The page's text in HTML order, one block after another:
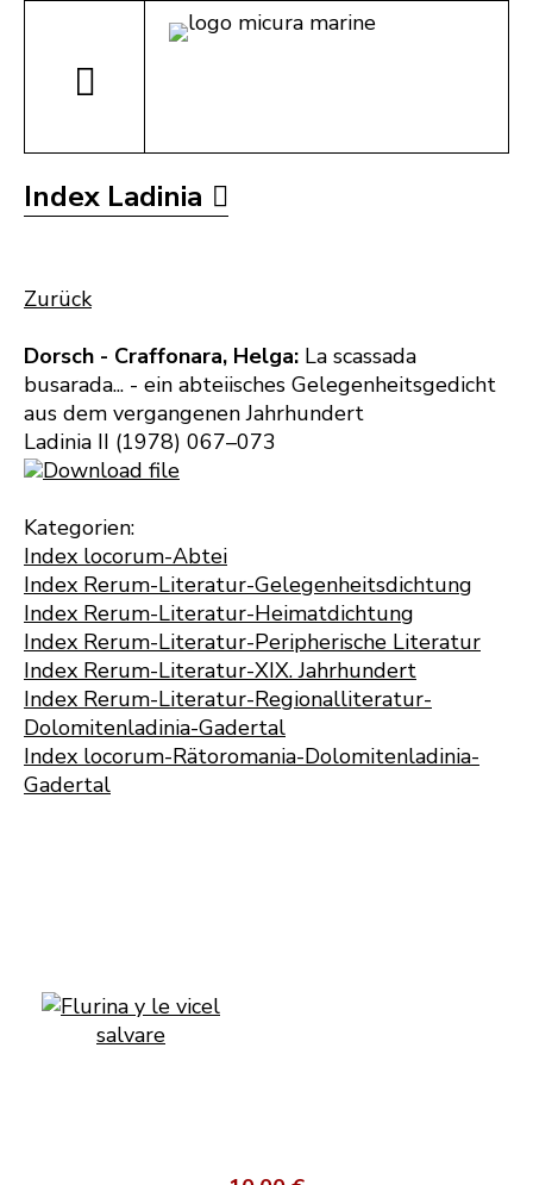
Index Ladinia
Zurück
Dorsch - Craffonara, Helga: La scassada
busarada... - ein abteiisches Gelegenheitsgedicht
aus dem vergangenen Jahrhundert
Ladinia II (1978) 067–073
Download file
Kategorien:
Index locorum-Abtei
Index Rerum-Literatur-Gelegenheitsdichtung
Index Rerum-Literatur-Heimatdichtung
Index Rerum-Literatur-Peripherische Literatur
Index Rerum-Literatur-XIX. Jahrhundert
Index Rerum-Literatur-Regionalliteratur-
Dolomitenladinia-Gadertal
Index locorum-Rätoromania-Dolomitenladinia-
Gadertal